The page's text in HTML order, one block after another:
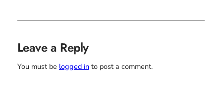
Leave a Reply
You must be logged into post a comment.